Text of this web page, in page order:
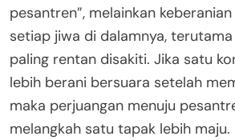
pesantren”, melainkan
setiap jiwa di dalamnya,
paling rentan disakiti. Jika satu
lebih berani bersuara setelah
maka perjuangan menuju
melangkah satu tapak lebih maju.